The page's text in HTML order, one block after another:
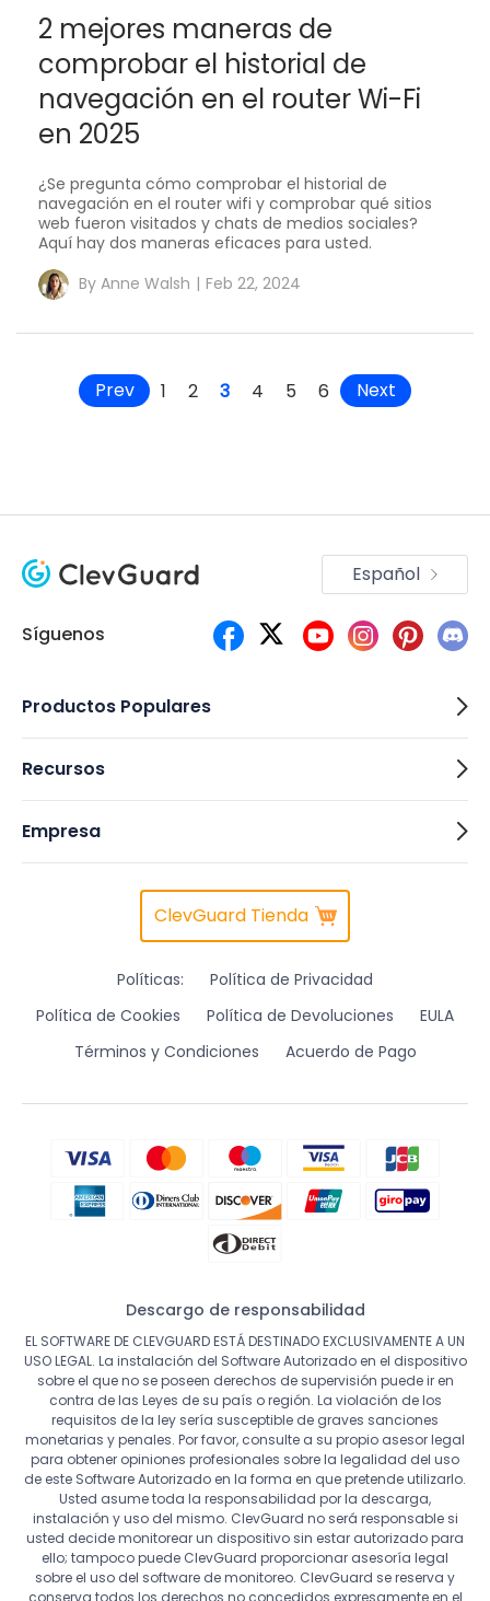
2 mejores maneras de
comprobar el historial de
navegación en el router Wi-Fi
en 2025
¿Se pregunta cómo comprobar el historial de
navegación en el router wifi y comprobar qué sitios
web fueron visitados y chats de medios sociales?
Aquí hay dos maneras eficaces para usted.
By Anne Walsh | Feb 22, 2024
Prev 1 2 3 4 5 6 Next
Síguenos
Español
Productos Populares
Recursos
Empresa
ClevGuard Tienda
Políticas:
Política de Privacidad
Política de Cookies
Política de Devoluciones
EULA
Términos y Condiciones
Acuerdo de Pago
Descargo de responsabilidad
EL SOFTWARE DE CLEVGUARD ESTÁ DESTINADO EXCLUSIVAMENTE A UN
USO LEGAL. La instalación del Software Autorizado en el dispositivo
sobre el que no se poseen derechos de supervisión puede ir en
contra de las Leyes de su país o región. La violación de los
requisitos de la ley sería susceptible de graves sanciones
monetarias y penales. Por favor, consulte a su propio asesor legal
para obtener opiniones profesionales sobre la legalidad del uso
de este Software Autorizado en la forma en que pretende utilizarlo.
Usted asume toda la responsabilidad por la descarga,
instalación y uso del mismo. ClevGuard no será responsable si
usted decide monitorear un dispositivo sin estar autorizado para
ello; tampoco puede ClevGuard proporcionar asesoría legal
sobre el uso del software de monitoreo. ClevGuard se reserva y
conserva todos los derechos no concedidos expresamente en el